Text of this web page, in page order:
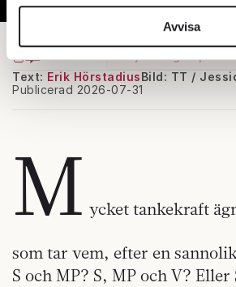
vidarebefordrar även sådana
information från din enhet till de
annons- och analysföretag som vi
Dessa kan i sin tur kombinera
information som du har tillhandahållit
Avvisa
Text: Erik Hörstadius
Publicerad 2026-07-31
Bild: TT /
M ycket tankekraft
som tar vem, efter en
S och MP? S, MP och V? Eller